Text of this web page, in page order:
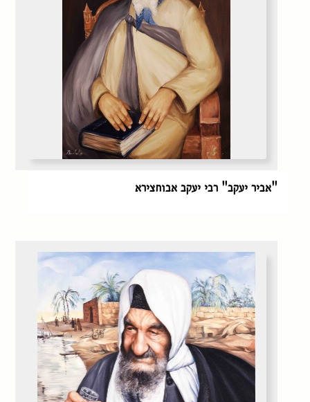
"אביר יעקב" רבי יעקב אבוחצירא